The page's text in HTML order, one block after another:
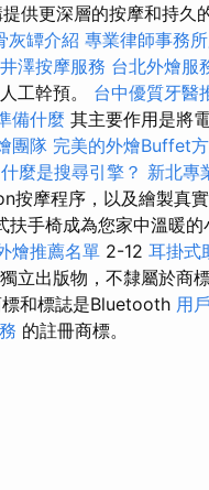
供更深層的按摩和持久
灰罈介紹 專業律師事務
澤按摩服務 台北外燴服
工幹預。 台中優質牙醫
備什麼 其主要作用是將
團隊 完美的外燴Buffet
什麼是搜尋引擎？ 新北專
按摩程序，以及繪製真
扶手椅成為您家中溫暖的
燴推薦名單 2-12 耳掛式
立出版物，不隸屬於商
和標誌是Bluetooth 用
的註冊商標。